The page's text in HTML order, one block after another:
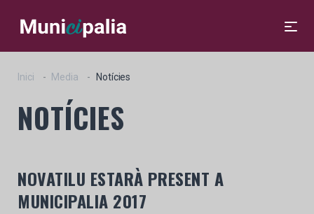
Inici Media Notícies
NOTÍCIES
NOVATILU ESTARÀ PRESENT A
MUNICIPALIA 2017